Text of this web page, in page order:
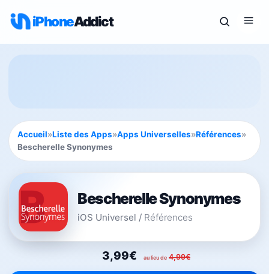
iPhoneAddict
Accueil»Liste des Apps»Apps Universelles»Références»
Bescherelle Synonymes
Bescherelle Synonymes
iOS Universel / Références
3,99€ au lieu de 4,99€